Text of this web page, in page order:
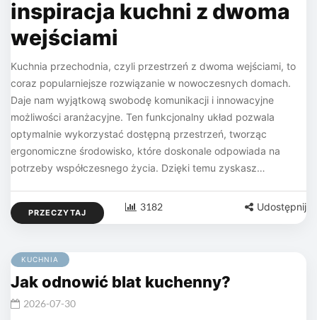
inspiracja kuchni z dwoma
wejściami
Kuchnia przechodnia, czyli przestrzeń z dwoma wejściami, to
coraz popularniejsze rozwiązanie w nowoczesnych domach.
Daje nam wyjątkową swobodę komunikacji i innowacyjne
możliwości aranżacyjne. Ten funkcjonalny układ pozwala
optymalnie wykorzystać dostępną przestrzeń, tworząc
ergonomiczne środowisko, które doskonale odpowiada na
potrzeby współczesnego życia. Dzięki temu zyskasz…
PRZECZYTAJ 3182 Udostępnij
KUCHNIA
Jak odnowić blat kuchenny?
2026-07-30